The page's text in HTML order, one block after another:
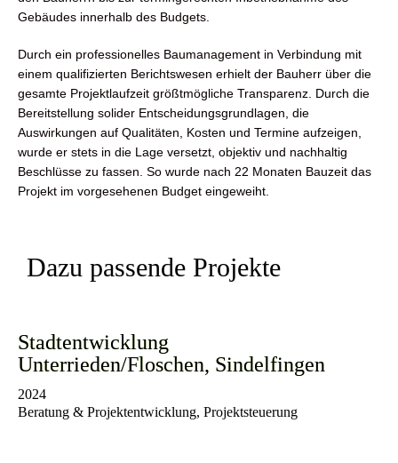
Gebäudes innerhalb des Budgets.
Durch ein professionelles Baumanagement in Verbindung mit
einem qualifizierten Berichtswesen erhielt der Bauherr über die
gesamte Projektlaufzeit größtmögliche Transparenz. Durch die
Bereitstellung solider Entscheidungsgrundlagen, die
Auswirkungen auf Qualitäten, Kosten und Termine aufzeigen,
wurde er stets in die Lage versetzt, objektiv und nachhaltig
Beschlüsse zu fassen. So wurde nach 22 Monaten Bauzeit das
Projekt im vorgesehenen Budget eingeweiht.
Dazu passende Projekte
Stadtentwicklung
Unterrieden/Floschen, Sindelfingen
2024
Beratung & Projektentwicklung, Projektsteuerung